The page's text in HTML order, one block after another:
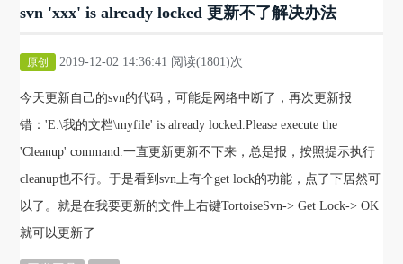
svn 'xxx' is already locked 更新不了解决办法
原创 2019-12-02 14:36:41 阅读(1801)次
今天更新自己的svn的代码，可能是网络中断了，再次更新报
错：'E:\我的文档\myfile' is already locked.Please execute the
'Cleanup' command.一直更新更新不下来，总是报，按照提示执行
cleanup也不行。于是看到svn上有个get lock的功能，点了下居然可
以了。就是在我要更新的文件上右键TortoiseSvn-> Get Lock-> OK
就可以更新了